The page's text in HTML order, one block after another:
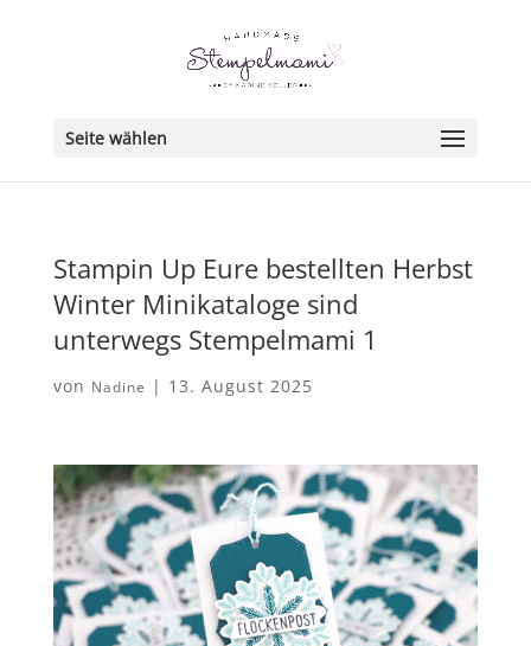
Seite wählen
Stampin Up Eure bestellten Herbst
Winter Minikataloge sind
unterwegs Stempelmami 1
von Nadine | 13. August 2025